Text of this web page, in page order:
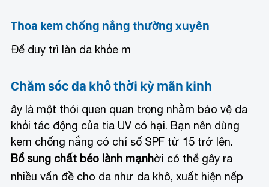
Thoa kem chống nắng thường xuyên
Để duy trì làn da khỏe m
Chăm sóc da khô thời kỳ mãn kinh
ây là một thói quen quan trọng nhằm bảo vệ da
khỏi tác động của tia UV có hại. Bạn nên dùng
kem chống nắng có chỉ số SPF từ 15 trở lên.
Bổ sung chất béo lành mạnhời có thể gây ra
nhiều vấn đề cho da như da khô, xuất hiện nếp